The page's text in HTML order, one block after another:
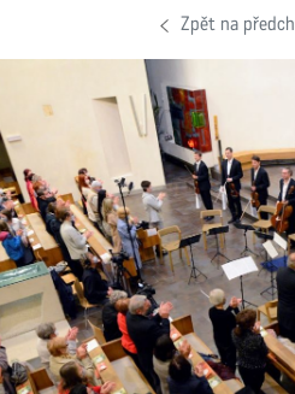
Zpět na